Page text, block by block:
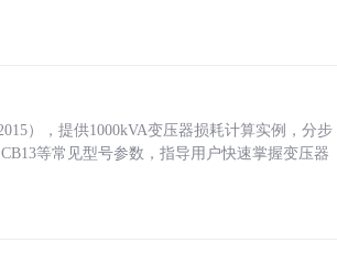
），提供1000kVA变压器损耗计算实例，分步
等常见型号参数，指导用户快速掌握变压器